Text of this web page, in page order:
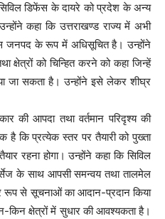
डिफेंस के दायरे को प्रदेश के अन्य
कहा कि उत्तराखण्ड राज्य में अभी
जनपद के रूप में अधिसूचित है। उन्होंने
को चिन्हित करने को कहा जिन्हें
जा सकता है। उन्होंने इसे लेकर शीघ्र
की आपदा तथा वर्तमान परिदृश्य की
है कि प्रत्येक स्तर पर तैयारी को पुख्ता
रहना होगा। उन्होंने कहा कि सिविल
के साथ आपसी समन्वय तथा तालमेल
रूप से सूचनाओं का आदान-प्रदान किया
किन क्षेत्रों में सुधार की आवश्यकता है।